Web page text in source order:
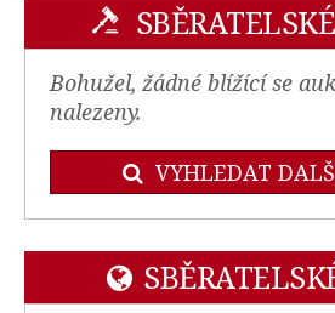
Bohužel, žádné blížící se
nalezeny.
VYHLEDAT